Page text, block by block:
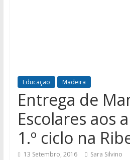
Educação Madeira
Entrega de
Escolares aos
1.º ciclo na
13 Setembro, 2016 Sara Silvino